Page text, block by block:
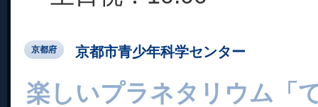
京都府 京都市青少年科学センター
楽しいプラネタリウム「